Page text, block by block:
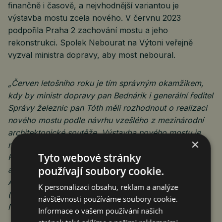
finančně i časově, a nejvhodnější variantou je
výstavba mostu zcela nového. V červnu 2023
podpořila Praha 2 zachování mostu a jeho
rekonstrukci. Spolek Nebourat na Výtoni veřejně
vyzval ministra dopravy, aby most neboural.
„Červen letošního roku je tím správným okamžikem,
kdy by ministr dopravy pan Bednárik i generální ředitel
Správy železnic pan Tóth měli rozhodnout o realizaci
nového mostu podle návrhu vzešlého z mezinárodní
architektonické soutěže. Výstavba nového mostu je
nejlepším řešením pro Prahu i českou železnici.
Pánové, nebojte se hlasité aktivistické menšiny
a udělejte rozhodnutí, na které všichni čekají.
A nebojte se rozporovat posudky, které si
(s předvídatelnými výsledky) nechal zpracovat
NPÚ.“
uzavřel Josef Hendrych.
×
Tyto webové stránky
používají soubory cookie.
K personalizaci obsahu, reklam a analýze
návštěvnosti používáme soubory cookie.
Informace o vašem používání našich